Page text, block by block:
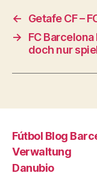
←
Getafe CF –
→
FC Barcelona
doch nur
Fútbol Blog
Verwaltung
Danubio